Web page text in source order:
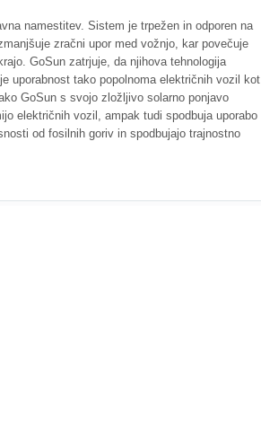
namestitev. Sistem je trpežen in odporen na
zračni upor med vožnjo, kar povečuje
GoSun zatrjuje, da njihova tehnologija
uporabnost tako popolnoma električnih vozil kot
GoSun s svojo zložljivo solarno ponjavo
električnih vozil, ampak tudi spodbuja uporabo
od fosilnih goriv in spodbujajo trajnostno